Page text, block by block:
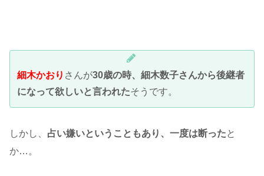
細木かおり さんが30歳の時、細木数子さんから後継者
になって欲しいと言われたそうです。
しかし、 占い嫌いということもあり、一度は断った と
か…。